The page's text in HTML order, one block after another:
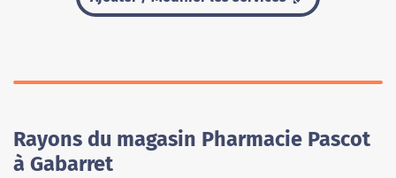
Rayons du magasin Pharmacie Pascot
à Gabarret